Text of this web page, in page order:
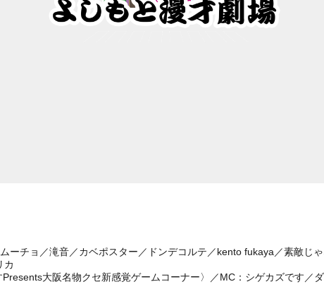
ーチョ／滝音／カベポスター／ドンデコルテ／kento fukaya／素敵じ
カ
大阪名物クセ新感覚ゲームコーナー〉／MC：シゲカズです／